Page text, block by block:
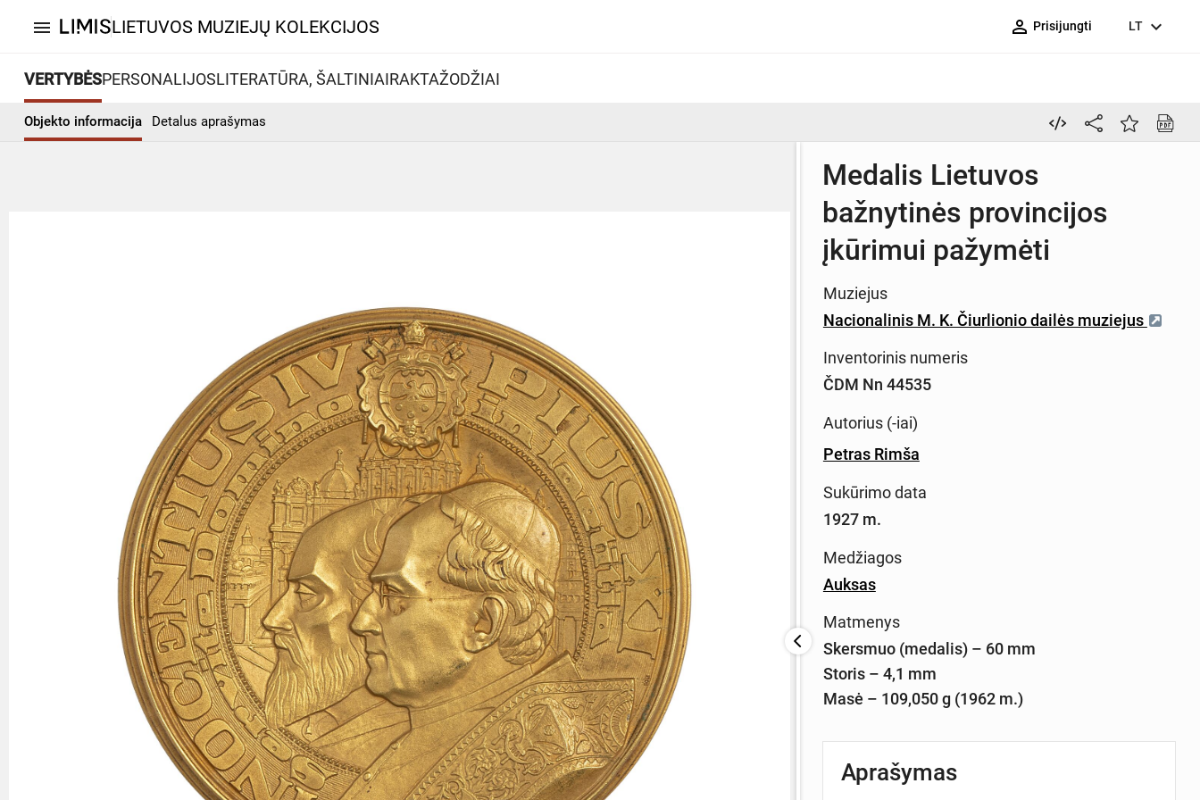
menu LIETUVOS MUZIEJŲ KOLEKCIJOS person_outline Prisijungti LT expand_more
VERTYBĖSPERSONALIJOSLITERATŪRA, ŠALTINIAIRAKTAŽODŽIAI
Objekto informacija Detalus aprašymas
Medalis Lietuvos
bažnytinės provincijos
įkūrimui pažymėti
Muziejus
Nacionalinis M. K. Čiurlionio dailės muziejus
Inventorinis numeris
ČDM Nn 44535
Autorius (-iai)
Petras Rimša
Sukūrimo data
1927 m.
Medžiagos
Auksas
Matmenys
Skersmuo (medalis) – 60 mm
Storis – 4,1 mm
Masė – 109,050 g (1962 m.)
Aprašymas